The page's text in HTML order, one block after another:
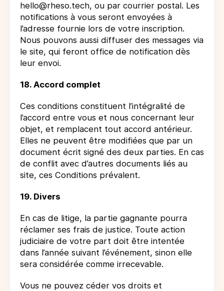
hello@rheso.tech, ou par courrier postal. Les
notifications à vous seront envoyées à
l’adresse fournie lors de votre inscription.
Nous pouvons aussi diffuser des messages via
le site, qui feront office de notification dès
leur envoi.
18. Accord complet
Ces conditions constituent l’intégralité de
l’accord entre vous et nous concernant leur
objet, et remplacent tout accord antérieur.
Elles ne peuvent être modifiées que par un
document écrit signé des deux parties. En cas
de conflit avec d’autres documents liés au
site, ces Conditions prévalent.
19. Divers
En cas de litige, la partie gagnante pourra
réclamer ses frais de justice. Toute action
judiciaire de votre part doit être intentée
dans l’année suivant l’événement, sinon elle
sera considérée comme irrecevable.
Vous ne pouvez céder vos droits et